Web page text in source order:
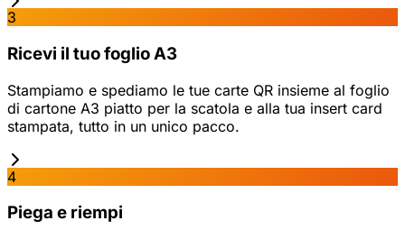
3
Ricevi il tuo foglio A3
Stampiamo e spediamo le tue carte QR insieme al foglio
di cartone A3 piatto per la scatola e alla tua insert card
stampata, tutto in un unico pacco.
4
Piega e riempi